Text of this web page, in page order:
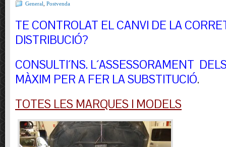
General Postvenda
TE CONTROLAT EL CANVI DE LA
DISTRIBUCIÓ?
CONSULTI´NS. L´ASSESSORAMENT
MÀXIM PER A FER LA SUBSTITUCIÓ.
TOTES LES MARQUES I MODELS